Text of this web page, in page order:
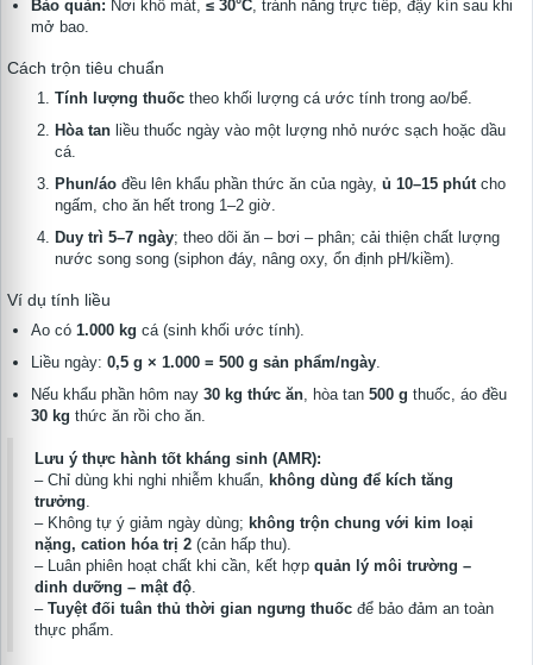
Bảo quản: Nơi khô mát, ≤ 30°C, tránh nắng trực tiếp, đậy kín sau khi
mở bao.
Cách trộn tiêu chuẩn
Tính lượng thuốc theo khối lượng cá ước tính trong ao/bể.
Hòa tan liều thuốc ngày vào một lượng nhỏ nước sạch hoặc dầu
cá.
Phun/áo đều lên khẩu phần thức ăn của ngày, ủ 10–15 phútcho
ngấm, cho ăn hết trong 1–2 giờ.
Duy trì 5–7 ngày; theo dõi ăn – bơi – phân; cải thiện chất lượng
nước song song (siphon đáy, nâng oxy, ổn định pH/kiềm).
Ví dụ tính liều
Ao có 1.000 kg cá (sinh khối ước tính).
Liều ngày: 0,5 g × 1.000 = 500 g sản phẩm/ngày.
Nếu khẩu phần hôm nay 30 kg thức ăn, hòa tan 500 g thuốc, áo đều
30 kg thức ăn rồi cho ăn.
Lưu ý thực hành tốt kháng sinh (AMR):
– Chỉ dùng khi nghi nhiễm khuẩn, không dùng để kích tăng
trưởng.
– Không tự ý giảm ngày dùng; không trộn chung với kim loại
nặng, cation hóa trị 2 (cản hấp thu).
– Luân phiên hoạt chất khi cần, kết hợp quản lý môi trường –
dinh dưỡng – mật độ.
– Tuyệt đối tuân thủ thời gian ngưng thuốc để bảo đảm an toàn
thực phẩm.